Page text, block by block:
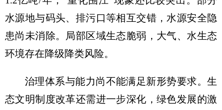
水源地与码头、排污口等相互交错，水源安全隐
患尚未消除。局部区域生态脆弱，大气、水生态
环境存在降级降类风险。
治理体系与能力尚不能满足新形势要求。生
态文明制度改革还需进一步深化，绿色发展的激